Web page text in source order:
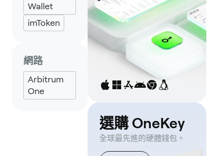
Wallet
imToken
網路
Arbitrum
One
選購 OneKey
全球最先進的硬體錢包。